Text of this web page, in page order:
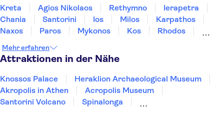
Kreta Agios Nikolaos Rethymno
Ierapetra
Chania
Santorini Ios Milos
Karpathos
Naxos
Paros Mykonos Kos
Rhodos
Mehr erfahren
Attraktionen in der Nähe
Knossos Palace
Heraklion Archaeological Museum
Akropolis in Athen
Acropolis Museum
Santorini Volcano
Spinalonga